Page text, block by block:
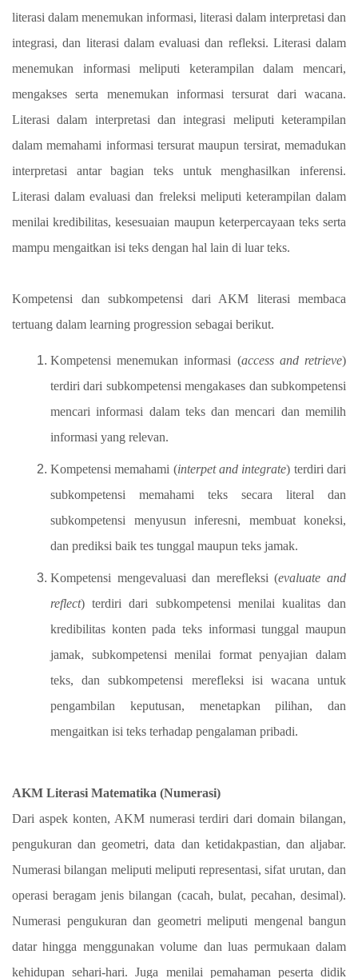
literasi dalam menemukan informasi, literasi dalam interpretasi dan
integrasi, dan literasi dalam evaluasi dan refleksi. Literasi dalam
menemukan informasi meliputi keterampilan dalam mencari,
mengakses serta menemukan informasi tersurat dari wacana.
Literasi dalam interpretasi dan integrasi meliputi keterampilan
dalam memahami informasi tersurat maupun tersirat, memadukan
interpretasi antar bagian teks untuk menghasilkan inferensi.
Literasi dalam evaluasi dan freleksi meliputi keterampilan dalam
menilai kredibilitas, kesesuaian maupun keterpercayaan teks serta
mampu mengaitkan isi teks dengan hal lain di luar teks.
Kompetensi dan subkompetensi dari AKM literasi membaca
tertuang dalam learning progression sebagai berikut.
Kompetensi menemukan informasi (access and retrieve)
terdiri dari subkompetensi mengakases dan subkompetensi
mencari informasi dalam teks dan mencari dan memilih
informasi yang relevan.
Kompetensi memahami (interpet and integrate) terdiri dari
subkompetensi memahami teks secara literal dan
subkompetensi menyusun inferesni, membuat koneksi,
dan prediksi baik tes tunggal maupun teks jamak.
Kompetensi mengevaluasi dan merefleksi (evaluate and
reflect) terdiri dari subkompetensi menilai kualitas dan
kredibilitas konten pada teks informasi tunggal maupun
jamak, subkompetensi menilai format penyajian dalam
teks, dan subkompetensi merefleksi isi wacana untuk
pengambilan keputusan, menetapkan pilihan, dan
mengaitkan isi teks terhadap pengalaman pribadi.
AKM Literasi Matematika (Numerasi)
Dari aspek konten, AKM numerasi terdiri dari domain bilangan,
pengukuran dan geometri, data dan ketidakpastian, dan aljabar.
Numerasi bilangan meliputi meliputi representasi, sifat urutan, dan
operasi beragam jenis bilangan (cacah, bulat, pecahan, desimal).
Numerasi pengukuran dan geometri meliputi mengenal bangun
datar hingga menggunakan volume dan luas permukaan dalam
kehidupan sehari-hari. Juga menilai pemahaman peserta didik